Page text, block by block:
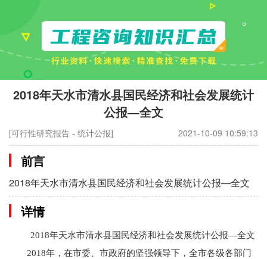
2018年天水市清水县国民经济和社会发展统计
公报—全文
[可行性研究报告 - 统计公报] 2021-10-09 10:59:13
前言
2018年天水市清水县国民经济和社会发展统计公报—全文
详情
2018年天水市清水县国民经济和社会发展统计公报—全文
2018年，在市委、市政府的坚强领导下，全市各级各部门